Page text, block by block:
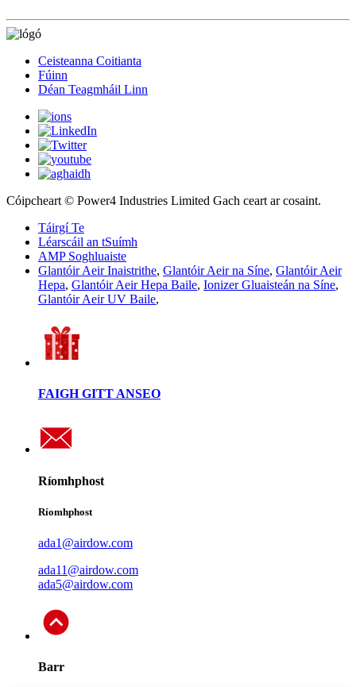
Ceisteanna Coitianta
Fúinn
Déan Teagmháil Linn
Cóipcheart © Power4 Industries Limited Gach ceart ar cosaint.
Táirgí Te
Léarscáil an tSuímh
AMP Soghluaiste
Glantóir Aeir Inaistrithe, Glantóir Aeir na Síne, Glantóir Aeir
Hepa, Glantóir Aeir Hepa Baile, Ionizer Gluaisteán na Síne,
Glantóir Aeir UV Baile,
FAIGH GITT ANSEO
Ríomhphost
Ríomhphost
ada1@airdow.com
ada11@airdow.com
ada5@airdow.com
Barr